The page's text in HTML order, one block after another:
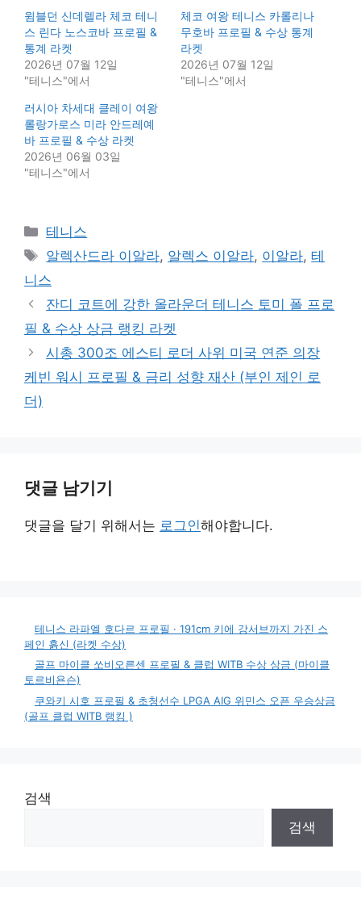
윔블던 신데렐라 체코 테니
스 린다 노스코바 프로필 &
통계 라켓
2026년 07월 12일
"테니스"에서
체코 여왕 테니스 카롤리나
무호바 프로필 & 수상 통계
라켓
2026년 07월 12일
"테니스"에서
러시아 차세대 클레이 여왕
롤랑가로스 미라 안드레예
바 프로필 & 수상 라켓
2026년 06월 03일
"테니스"에서
카
테
리
테니스
태
그
알렉산드라 이알라, 알렉스 이알라, 이알라,테
니스
잔디 코트에 강한 올라운더 테니스 토미 폴 프로
필 & 수상 상금 랭킹 라켓
시총 300조 에스티 로더 사위 미국 연준 의장
케빈 워시 프로필 & 금리 성향 재산 (부인 제인 로
더)
댓글 남기기
댓글을 달기 위해서는 로그인해야합니다.
테니스 라파엘 호다르 프로필 · 191cm 키에 강서브까지 가진 스
페인 흙신 (라켓 수상)
골프 마이클 쏘비오른센 프로필 & 클럽 WITB 수상 상금 (마이클
토르비욘슨)
쿠와키 시호 프로필 & 초청선수 LPGA AIG 위민스 오픈 우승상금
(골프 클럽 WITB 랭킹 )
검색
검색